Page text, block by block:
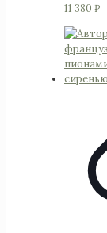
11 380 ₽